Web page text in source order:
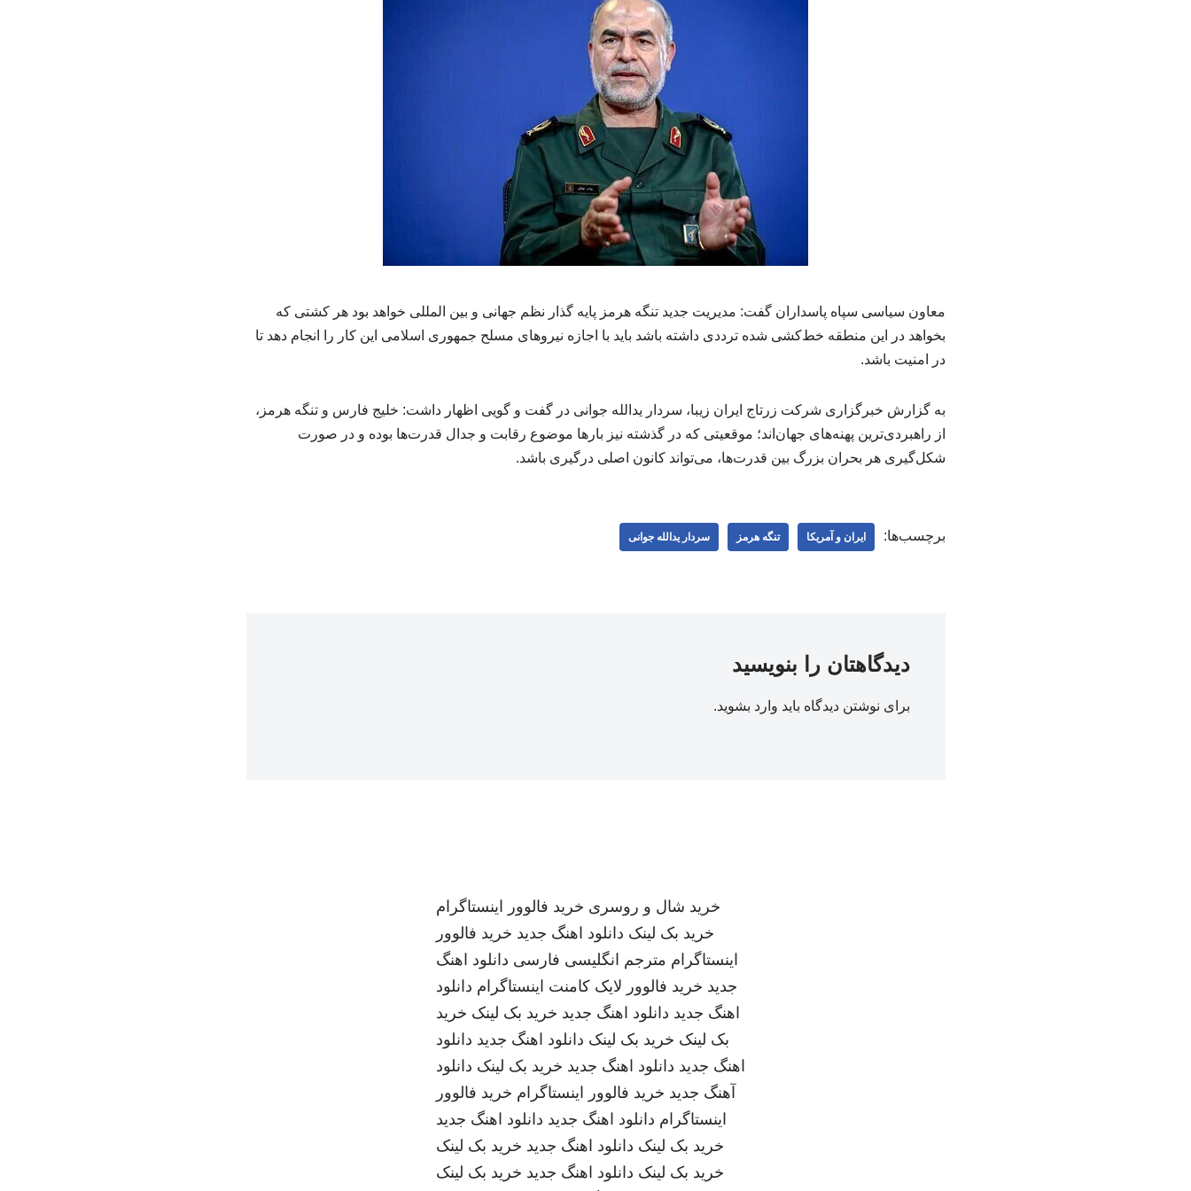
معاون سیاسی سپاه پاسداران گفت:‌ مدیریت جدید تنگه هرمز پایه گذار نظم جهانی و بین المللی خواهد بود هر کشتی که
بخواهد در این منطقه خط‌کشی شده ترددی داشته باشد باید با اجازه نیروهای مسلح‌ جمهوری اسلامی این کار را انجام دهد تا
در امنیت باشد.
به گزارش خبرگزاری شرکت زرتاج ایران زیبا، سردار یدالله جوانی در گفت و گویی اظهار داشت: خلیج فارس و تنگه هرمز،
از راهبردی‌ترین پهنه‌های جهان‌اند؛ موقعیتی که در گذشته نیز بارها موضوع رقابت و جدال قدرت‌ها بوده و در صورت
شکل‌گیری هر بحران بزرگ بین قدرت‌ها، می‌تواند کانون اصلی درگیری باشد.
برچسب‌ها: ایران و آمریکا تنگه هرمز سردار یدالله جوانی
دیدگاهتان را بنویسید
برای نوشتن دیدگاه باید وارد بشوید.
خرید شال و روسری خرید فالوور اینستاگرام
خرید بک لینک دانلود اهنگ جدید خرید فالوور
اینستاگرام مترجم انگلیسی فارسی دانلود اهنگ
جدید خرید فالوور لایک کامنت اینستاگرام دانلود
اهنگ جدید دانلود اهنگ جدید خرید بک لینک خرید
بک لینک خرید بک لینک دانلود اهنگ جدید دانلود
اهنگ جدید دانلود اهنگ جدید خرید بک لینک دانلود
آهنگ جدید خرید فالوور اینستاگرام خرید فالوور
اینستاگرام دانلود اهنگ جدید دانلود اهنگ جدید
خرید بک لینک دانلود اهنگ جدید خرید بک لینک
خرید بک لینک دانلود اهنگ جدید خرید بک لینک